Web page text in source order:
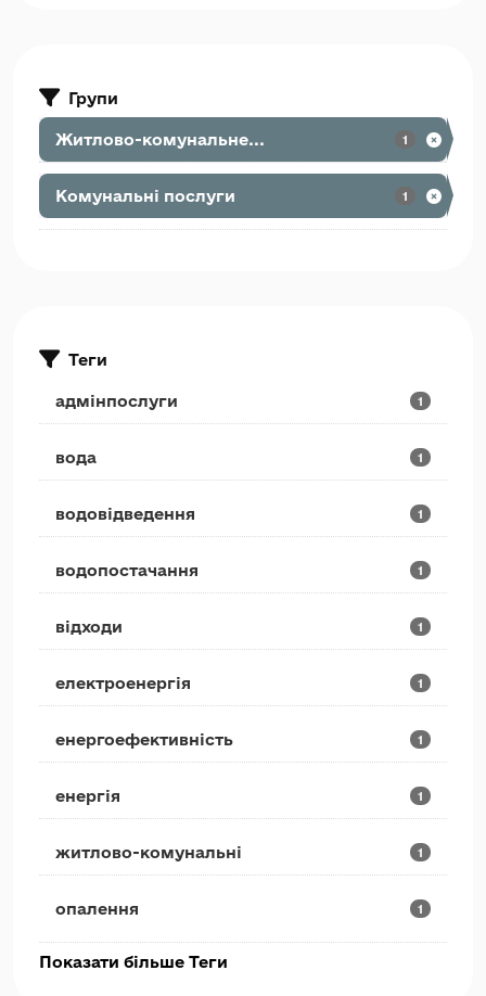
Групи
Житлово-комунальне... 1
Комунальні послуги 1
Теги
адмінпослуги 1
вода 1
водовідведення 1
водопостачання 1
відходи 1
електроенергія 1
енергоефективність 1
енергія 1
житлово-комунальні 1
опалення 1
Показати більше Теги